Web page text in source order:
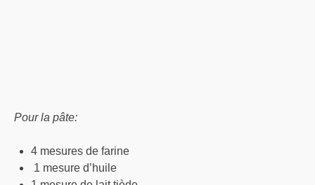
Pour la pâte:
4 mesures de farine
1 mesure d’huile